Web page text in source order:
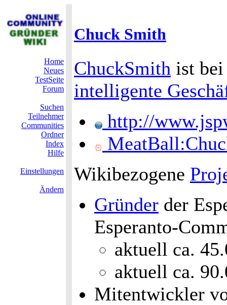
Chuck Smith
Home
Neues
TestSeite
Forum
Suchen
Teilnehmer
Communities
Ordner
Index
Hilfe
Einstellungen
Ändern
ChuckSmith ist
intelligente
http://
Wikibezogene
Gründer der
Esperanto-
aktuell ca.
aktuell ca.
Mitentwickler